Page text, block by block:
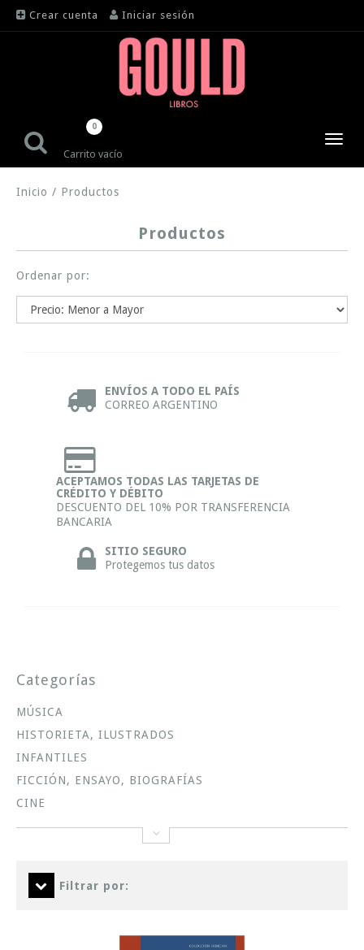
Crear cuenta Iniciar sesión
Carrito vacío
0
Inicio / Productos
Productos
Ordenar por:
ENVÍOS A TODO EL PAÍS
CORREO ARGENTINO
ACEPTAMOS TODAS LAS TARJETAS DE
CRÉDITO Y DÉBITO
DESCUENTO DEL 10% POR TRANSFERENCIA
BANCARIA
SITIO SEGURO
Protegemos tus datos
Categorías
MÚSICA
HISTORIETA, ILUSTRADOS
INFANTILES
FICCIÓN, ENSAYO, BIOGRAFÍAS
CINE
Filtrar por: